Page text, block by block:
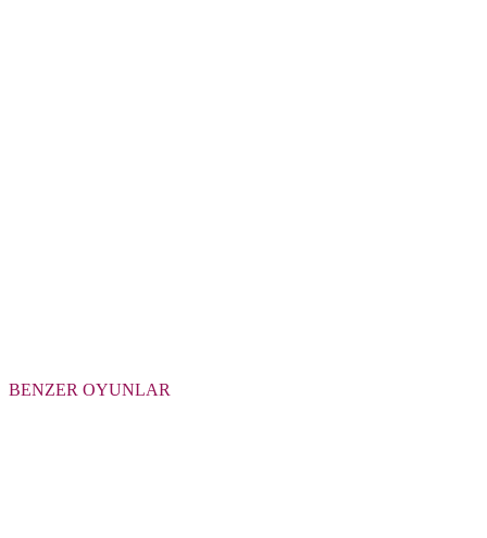
BENZER OYUNLAR